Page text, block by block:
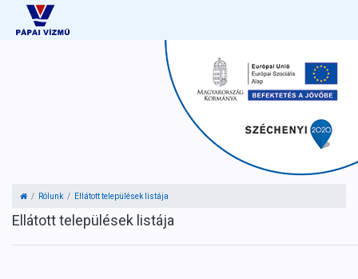
Rólunk Ellátott települések listája
Ellátott települések listája